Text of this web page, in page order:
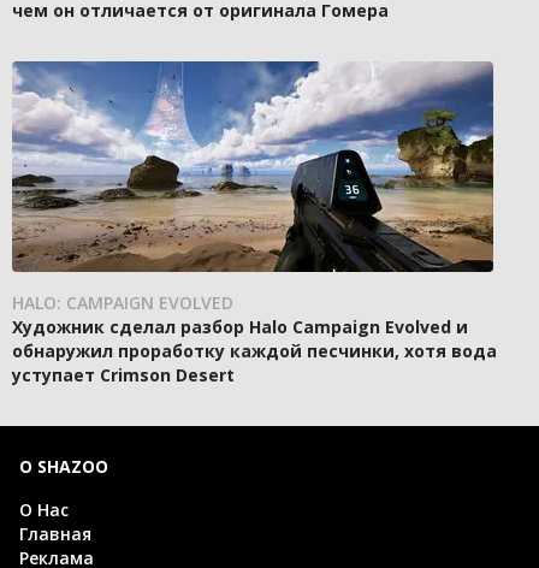
чем он отличается от оригинала Гомера
HALO: CAMPAIGN EVOLVED
Художник сделал разбор Halo Campaign Evolved и
обнаружил проработку каждой песчинки, хотя вода
уступает Crimson Desert
О SHAZOO
О Нас
Главная
Реклама